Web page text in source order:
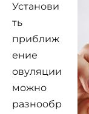
Установи
ть
приближ
ение
овуляции
можно
разнообр